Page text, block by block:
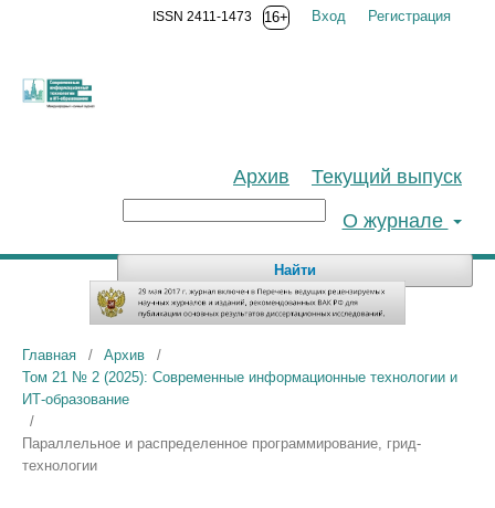
Текущий выпуск
Архив
О журнале
Найти
Регистрация
Вход
ISSN 2411-1473 16+
Главная / Архив
/
Том 21 № 2 (2025): Современные информационные технологии и
ИТ-образование
/
Параллельное и распределенное программирование, грид-
технологии